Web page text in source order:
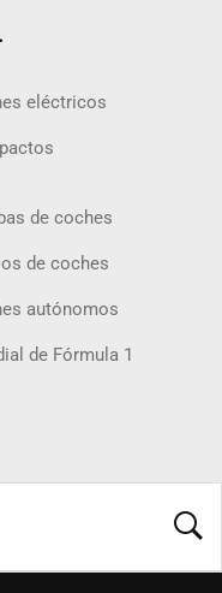
eléctricos
de coches
de coches
autónomos
de Fórmula 1